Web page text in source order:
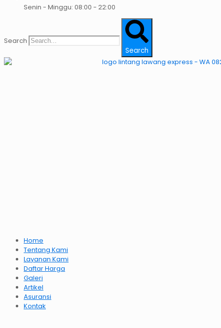
Senin - Minggu: 08:00 - 22:00
Search
Search
Home
Tentang Kami
Layanan Kami
Daftar Harga
Galeri
Artikel
Asuransi
Kontak